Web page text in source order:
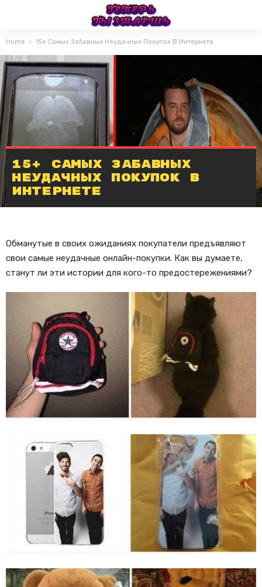
Home 15+ Самых Забавных Неудачных Покупок В Интернете
15+ Самых Забавных
Неудачных Покупок В
Интернете
Обманутые в своих ожиданиях покупатели предъявляют
свои самые неудачные онлайн-покупки. Как вы думаете,
станут ли эти истории для кого-то предостережениями?